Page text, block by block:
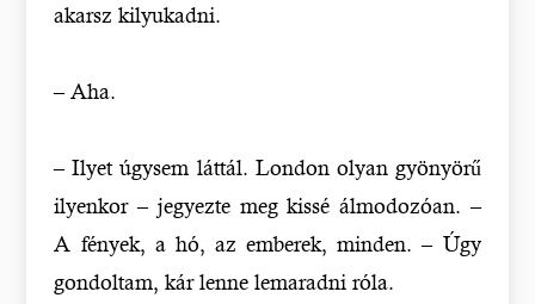
akarsz kilyukadni.
– Aha.
– Ilyet úgysem láttál. London olyan gyönyörű
ilyenkor – jegyezte meg kissé álmodozóan. –
A fények, a hó, az emberek, minden. – Úgy
gondoltam, kár lenne lemaradni róla.